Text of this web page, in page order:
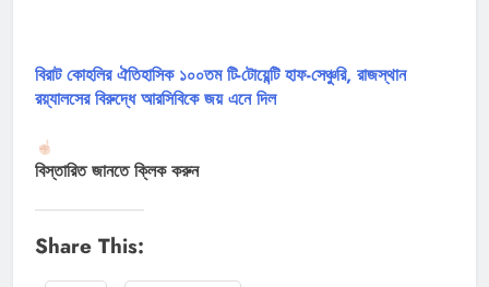
বিরাট কোহলির ঐতিহাসিক ১০০তম টি-টোয়েন্টি হাফ-সেঞ্চুরি, রাজস্থান
রয়্যালসের বিরুদ্ধে আরসিবিকে জয় এনে দিল
বিস্তারিত জানতে ক্লিক করুন
Share This: